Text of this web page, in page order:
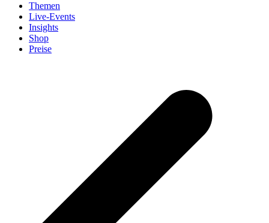
Themen
Live-Events
Insights
Shop
Preise